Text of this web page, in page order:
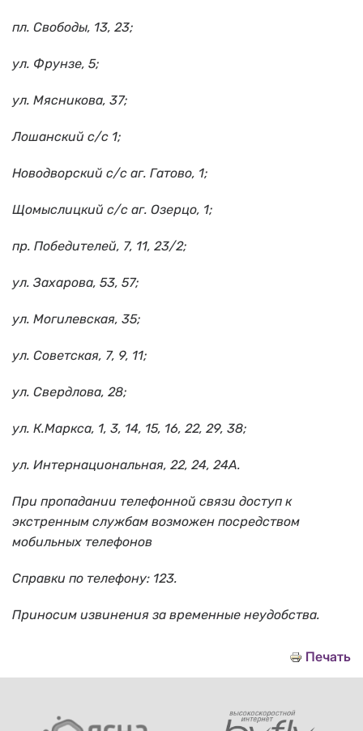
пл. Свободы, 13, 23;
ул. Фрунзе, 5;
ул. Мясникова, 37;
Лошанский с/с 1;
Новодворский с/с аг. Гатово, 1;
Щомыслицкий с/с аг. Озерцо, 1;
пр. Победителей, 7, 11, 23/2;
ул. Захарова, 53, 57;
ул. Могилевская, 35;
ул. Советская, 7, 9, 11;
ул. Свердлова, 28;
ул. К.Маркса, 1, 3, 14, 15, 16, 22, 29, 38;
ул. Интернациональная, 22, 24, 24А.
При пропадании телефонной связи доступ к
экстренным службам возможен посредством
мобильных телефонов
Справки по телефону: 123.
Приносим извинения за временные неудобства.
Печать